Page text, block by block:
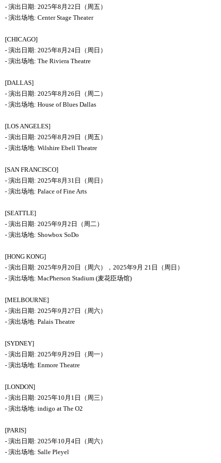
- 演出日期: 2025年8 月 22 日（ 周五）
- 演出场地: Center Stage Theater
[CHICAGO]
- 演出日期: 2025年8 月 24 日（ 周 日）
- 演出场地: The Riviera Theatre
[DALLAS]
- 演出日期: 2025年8 月 26 日（ 周 二）
- 演出场地: House of Blues Dallas
[LOS ANGELES]
- 演出日期: 2025年8 月 29 日（ 周五）
- 演出场地: Wilshire Ebell Theatre
[SAN FRANCISCO]
- 演出日期: 2025年8 月 31 日（ 周 日）
- 演出场地: Palace of Fine Arts
[SEATTLE]
- 演出日期: 2025年9 月 2 日（ 周 二）
- 演出场地: Showbox SoDo
[HONG KONG]
- 演出日期: 2025年9 月 20 日 （周六）， 2025年9 月 21 日（ 周 日）
- 演出场地: MacPherson Stadium (麦花臣场馆)
[MELBOURNE]
- 演出日期: 2025年9月27日（ 周六）
- 演出场地: Palais Theatre
[SYDNEY]
- 演出日期: 2025年9月29日（ 周一）
- 演出场地: Enmore Theatre
[LONDON]
- 演出日期: 2025年10 月 1 日（ 周 三）
- 演出场地: indigo at The O2
[PARIS]
- 演出日期: 2025年10 月 4 日（ 周六）
- 演出场地: Salle Pleyel